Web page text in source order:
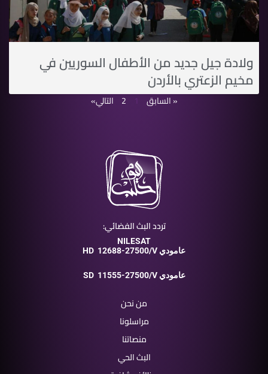
ولادة جيل جديد من الأطفال السوريين في
مخيم الزعتري بالأردن
« السابق 1
2 التالي»
تردد البث الفضائي:
NILESAT
HD
12688-27500/V عامودي
SD 11555-27500/V عامودي
من نحن
مراسلونا
منصاتنا
البث الحي